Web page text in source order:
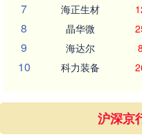
7 海正生材
8 晶华微
9 海达尔
10 科力装备
沪深京